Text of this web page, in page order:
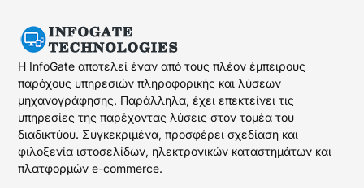
Η InfoGate αποτελεί έναν από τους πλέον έμπειρους
παρόχους υπηρεσιών πληροφορικής και λύσεων
μηχανογράφησης. Παράλληλα, έχει επεκτείνει τις
υπηρεσίες της παρέχοντας λύσεις στον τομέα του
διαδικτύου. Συγκεκριμένα, προσφέρει σχεδίαση και
φιλοξενία ιστοσελίδων, ηλεκτρονικών καταστημάτων και
πλατφορμών e-commerce.